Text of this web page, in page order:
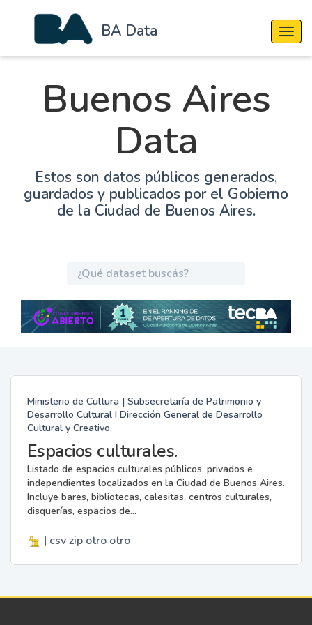
BA Data
Buenos Aires
Data
Estos son datos públicos generados,
guardados y publicados por el Gobierno
de la Ciudad de Buenos Aires.
Ministerio de Cultura | Subsecretaría de Patrimonio y
Desarrollo Cultural I Dirección General de Desarrollo
Cultural y Creativo.
Espacios culturales.
Listado de espacios culturales públicos, privados e
independientes localizados en la Ciudad de Buenos Aires.
Incluye bares, bibliotecas, calesitas, centros culturales,
disquerías, espacios de...
| csv zip otro otro